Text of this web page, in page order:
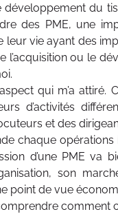
du
des PME, une
leur vie ayant des
ou le
qui m’a attiré.
d’activités
et des
chaque
d’une PME va
son
point de vue